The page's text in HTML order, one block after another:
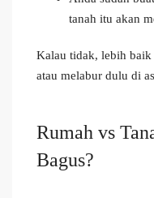
tanah itu akan
Kalau tidak, lebih
atau melabur dulu di
Rumah vs
Bagus?